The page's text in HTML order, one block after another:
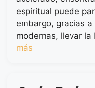
espiritual puede
embargo, gracias
modernas, llevar
más